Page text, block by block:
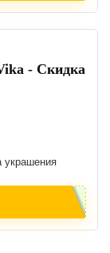
- Скидка
украшения